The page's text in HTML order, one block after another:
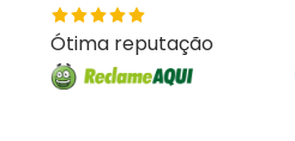
Ótima reputação